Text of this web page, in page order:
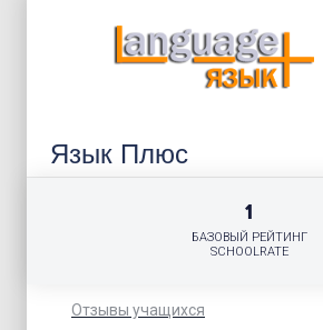
Язык Плюс
Отзывы учащихся
1
БАЗОВЫЙ РЕЙТИНГ
SCHOOLRATE